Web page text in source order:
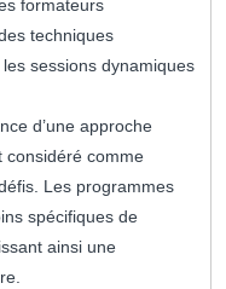
formateurs
techniques
sessions dynamiques
d’une approche
considéré comme
Les programmes
spécifiques de
ainsi une